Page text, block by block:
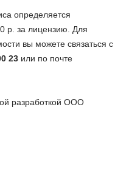
определяется
р. за лицензию. Для
вы можете связаться с
23 или по почте
разработкой ООО